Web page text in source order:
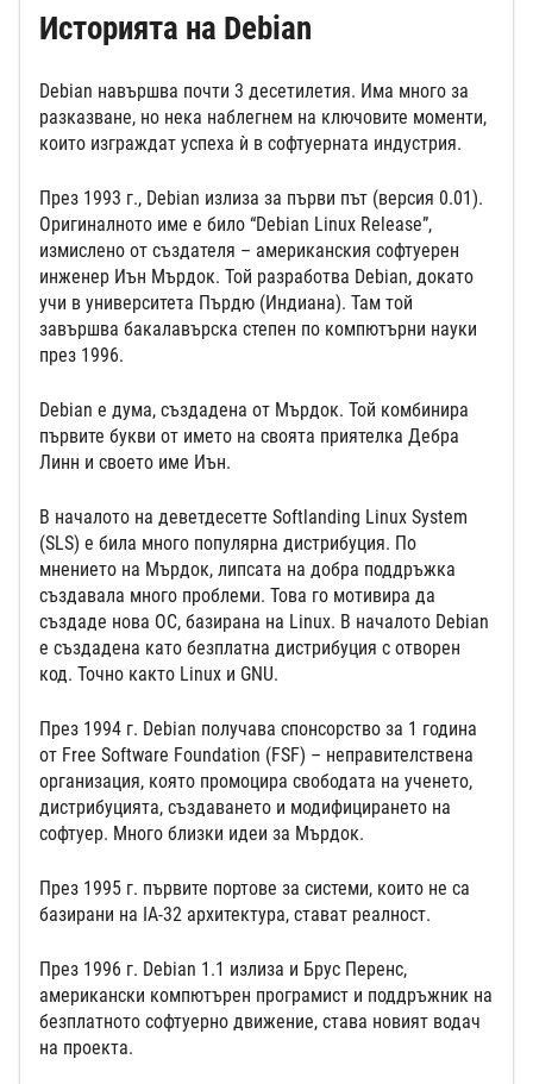
Историята на Debian
Debian навършва почти 3 десетилетия. Има много за
разказване, но нека наблегнем на ключовите моменти,
които изграждат успеха ѝ в софтуерната индустрия.
През 1993 г., Debian излиза за първи път (версия 0.01).
Оригиналното име е било “Debian Linux Release”,
измислено от създателя – американския софтуерен
инженер Иън Мърдок. Той разработва Debian, докато
учи в университета Пърдю (Индиана). Там той
завършва бакалавърска степен по компютърни науки
през 1996.
Debian е дума, създадена от Мърдок. Той комбинира
първите букви от името на своята приятелка Дебра
Линн и своето име Иън.
В началото на деветдесетте Softlanding Linux System
(SLS) е била много популярна дистрибуция. По
мнението на Мърдок, липсата на добра поддръжка
създавала много проблеми. Това го мотивира да
създаде нова ОС, базирана на Linux. В началото Debian
е създадена като безплатна дистрибуция с отворен
код. Точно както Linux и GNU.
През 1994 г. Debian получава спонсорство за 1 година
от Free Software Foundation (FSF) – неправителствена
организация, която промоцира свободата на ученето,
дистрибуцията, създаването и модифицирането на
софтуер. Много близки идеи за Мърдок.
През 1995 г. първите портове за системи, които не са
базирани на IA-32 архитектура, стават реалност.
През 1996 г. Debian 1.1 излиза и Брус Перенс,
американски компютърен програмист и поддръжник на
безплатното софтуерно движение, става новият водач
на проекта.